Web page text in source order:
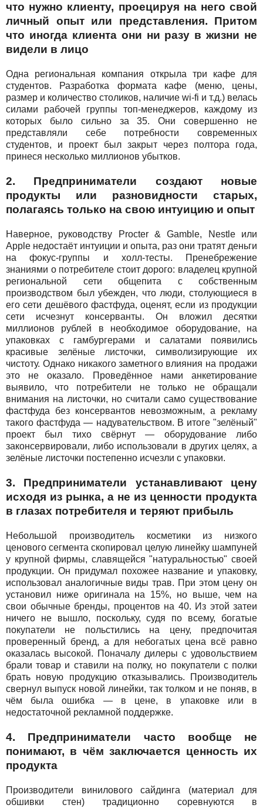
что нужно клиенту, проецируя на него свой
личный опыт или представления. Притом
что иногда клиента они ни разу в жизни не
видели в лицо
Одна региональная компания открыла три кафе для
студентов. Разработка формата кафе (меню, цены,
размер и количество столиков, наличие wi-fi и т.д.) велась
силами рабочей группы топ-менеджеров, каждому из
которых было сильно за 35. Они совершенно не
представляли себе потребности современных
студентов, и проект был закрыт через полтора года,
принеся несколько миллионов убытков.
2. Предприниматели создают новые
продукты или разновидности старых,
полагаясь только на свою интуицию и опыт
Наверное, руководству Procter & Gamble, Nestle или
Apple недостаёт интуиции и опыта, раз они тратят деньги
на фокус-группы и холл-тесты. Пренебрежение
знаниями о потребителе стоит дорого: владелец крупной
региональной сети общепита с собственным
производством был убежден, что люди, столующиеся в
его сети дешёвого фастфуда, оценят, если из продукции
сети исчезнут консерванты. Он вложил десятки
миллионов рублей в необходимое оборудование, на
упаковках с гамбургерами и салатами появились
красивые зелёные листочки, символизирующие их
чистоту. Однако никакого заметного влияния на продажи
это не оказало. Проведённое нами анкетирование
выявило, что потребители не только не обращали
внимания на листочки, но считали само существование
фастфуда без консервантов невозможным, а рекламу
такого фастфуда — надувательством. В итоге "зелёный"
проект был тихо свёрнут — оборудование либо
законсервировали, либо использовали в других целях, а
зелёные листочки постепенно исчезли с упаковки.
3. Предприниматели устанавливают цену
исходя из рынка, а не из ценности продукта
в глазах потребителя и теряют прибыль
Небольшой производитель косметики из низкого
ценового сегмента скопировал целую линейку шампуней
у крупной фирмы, славящейся "натуральностью" своей
продукции. Он придумал похожее название и упаковку,
использовал аналогичные виды трав. При этом цену он
установил ниже оригинала на 15%, но выше, чем на
свои обычные бренды, процентов на 40. Из этой затеи
ничего не вышло, поскольку, судя по всему, богатые
покупатели не польстились на цену, предпочитая
проверенный бренд, а для небогатых цена всё равно
оказалась высокой. Поначалу дилеры с удовольствием
брали товар и ставили на полку, но покупатели с полки
брать новую продукцию отказывались. Производитель
свернул выпуск новой линейки, так толком и не поняв, в
чём была ошибка — в цене, в упаковке или в
недостаточной рекламной поддержке.
4. Предприниматели часто вообще не
понимают, в чём заключается ценность их
продукта
Производители винилового сайдинга (материал для
обшивки стен) традиционно соревнуются в